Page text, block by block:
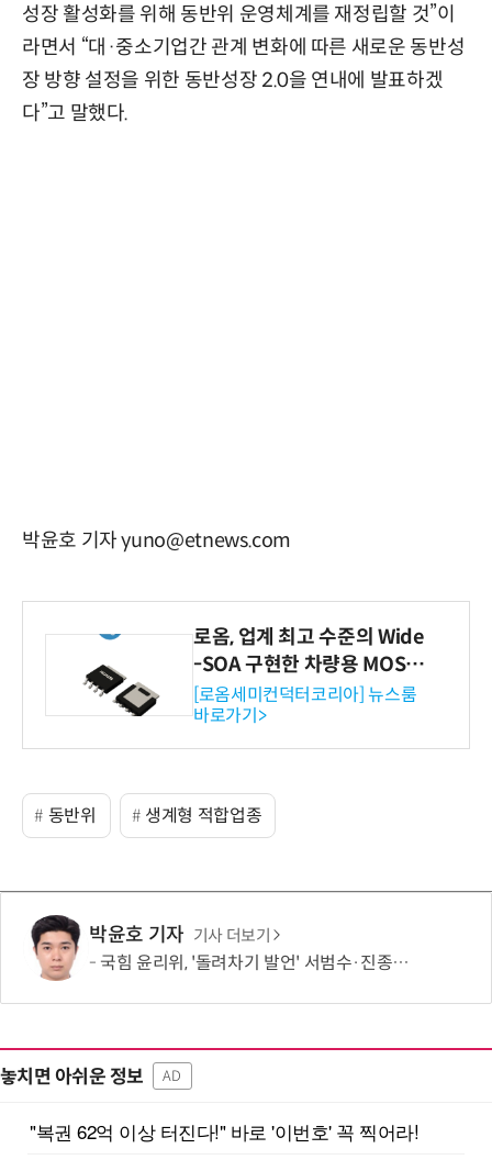
성장 활성화를 위해 동반위 운영체계를 재정립할 것”이
라면서 “대·중소기업간 관계 변화에 따른 새로운 동반성
장 방향 설정을 위한 동반성장 2.0을 연내에 발표하겠
다”고 말했다.
박윤호 기자 yuno@etnews.com
로옴, 업계 최고 수준의 Wide
-SOA 구현한 차량용 MOSF
ET 개발
[로옴세미컨덕터코리아] 뉴스룸
바로가기>
동반위 생계형 적합업종
박윤호 기자 기사 더보기
국힘 윤리위, '돌려차기 발언' 서범수·진종오 징계 절차 개시
놓치면 아쉬운 정보 AD